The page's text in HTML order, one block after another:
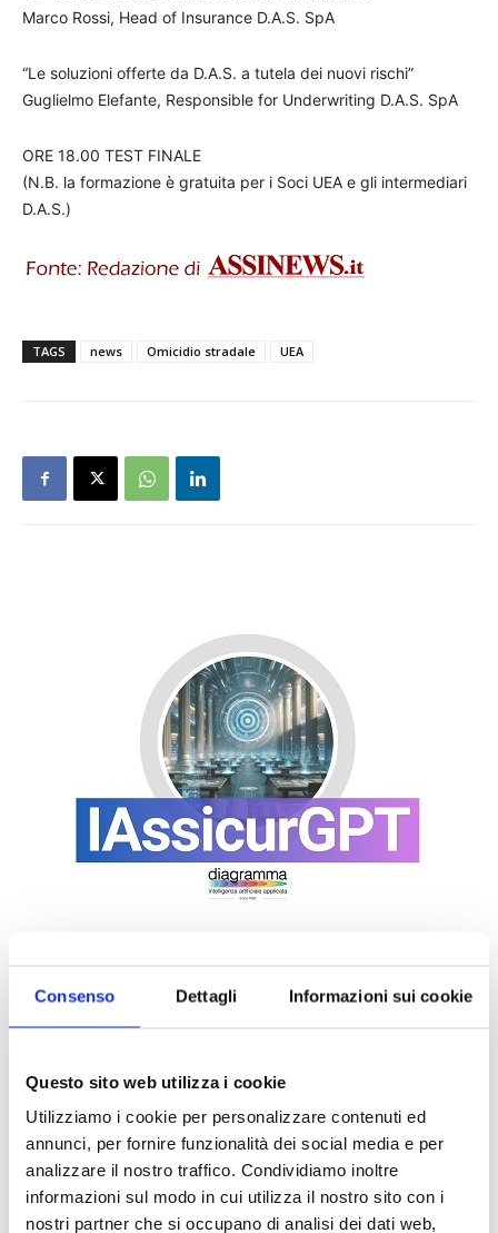
Consenso Dettagli Informazioni sui cookie
Questo sito web utilizza i cookie
Utilizziamo i cookie per personalizzare contenuti ed
annunci, per fornire funzionalità dei social media e per
analizzare il nostro traffico. Condividiamo inoltre
informazioni sul modo in cui utilizza il nostro sito con i
nostri partner che si occupano di analisi dei dati web,
Marco Rossi, Head of Insurance D.A.S. SpA
“Le soluzioni offerte da D.A.S. a tutela dei nuovi rischi”
Guglielmo Elefante, Responsible for Underwriting D.A.S. SpA
ORE 18.00 TEST FINALE
(N.B. la formazione è gratuita per i Soci UEA e gli intermediari
D.A.S.)
TAGS news Omicidio stradale UEA
DALLE AZIENDENotizie sponsorizzate